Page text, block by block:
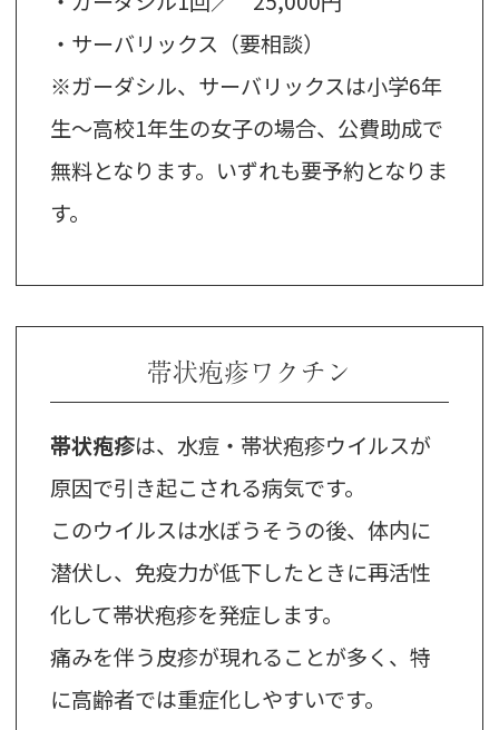
・サーバリックス（要相談）
※ガーダシル、サーバリックスは小学6年
生～高校1年生の女子の場合、公費助成で
無料となります。いずれも要予約となりま
す。
帯状疱疹ワクチン
帯状疱疹は、水痘・帯状疱疹ウイルスが
原因で引き起こされる病気です。
このウイルスは水ぼうそうの後、体内に
潜伏し、免疫力が低下したときに再活性
化して帯状疱疹を発症します。
痛みを伴う皮疹が現れることが多く、特
に高齢者では重症化しやすいです。